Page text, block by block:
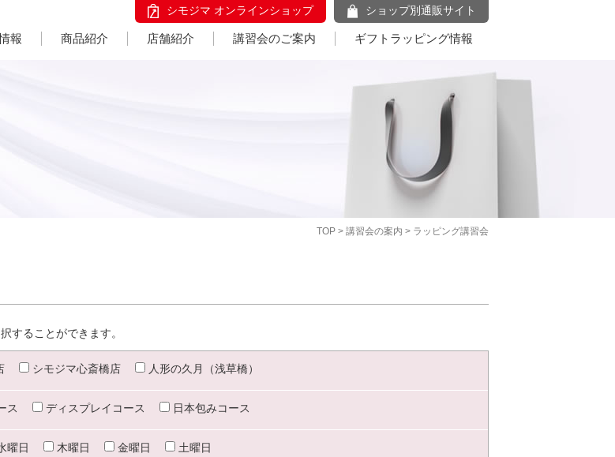
シモジマ オンラインショップ ショップ別通販サイト
報 商品紹介 店舗紹介 講習会のご案内 ギフトラッピング情報
TOP > 講習会の案内 > ラッピング講習会
することができます。
シモジマ心斎橋店 人形の久月（浅草橋）
ス ディスプレイコース 日本包みコース
曜日 木曜日 金曜日 土曜日